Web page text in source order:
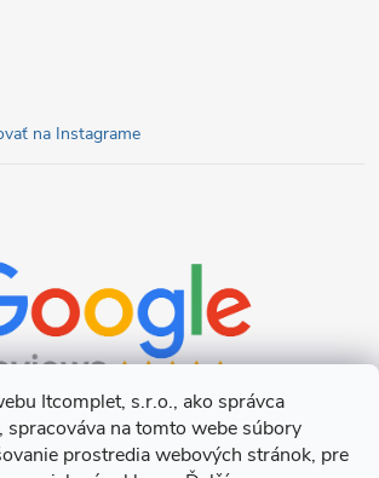
Itcomplet, s.r.o., ako správca
spracováva na tomto webe súbory
prostredia webových stránok, pre
na Instagrame